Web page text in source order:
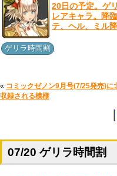
20日の予定。ゲ
レアキャラ。降
テ、ヘル、ミル
ゲリラ時間割
« コミックゼノン9月号(7/25発売)に
収録される模様
07/20 ゲリラ時間割